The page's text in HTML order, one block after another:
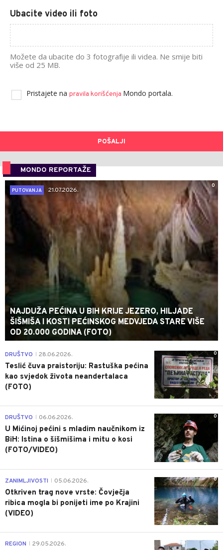
Ubacite video ili foto
Možete da ubacite do 3 fotografije ili videa. Ne smije biti
više od 25 MB.
Pristajete na pravila korišćenja Mondo portala.
POŠALJI
MONDO REPORTAŽE
0
PUTOVANJA
21.07.2026.
NAJDUŽA PEĆINA U BIH KRIJE JEZERO, HILJADE
ŠIŠMIŠA I KOSTI PEĆINSKOG MEDVJEDA STARE VIŠE
OD 20.000 GODINA (FOTO)
0
DRUŠTVO 28.06.2026.
Teslić čuva praistoriju: Rastuška pećina
kao svjedok života neandertalaca
(FOTO)
0
DRUŠTVO 06.06.2026.
U Mićinoj pećini s mladim naučnikom iz
BiH: Istina o šišmišima i mitu o kosi
(FOTO/VIDEO)
0
ZANIMLJIVOSTI 05.06.2026.
Otkriven trag nove vrste: Čovječja
ribica mogla bi ponijeti ime po Krajini
(VIDEO)
0
REGION 29.05.2026.